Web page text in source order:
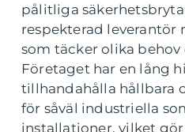
pålitliga
respekterad
som täcker olika
Företaget har en lång
tillhandahålla hållbara
för såväl industriella
installationer, vilket